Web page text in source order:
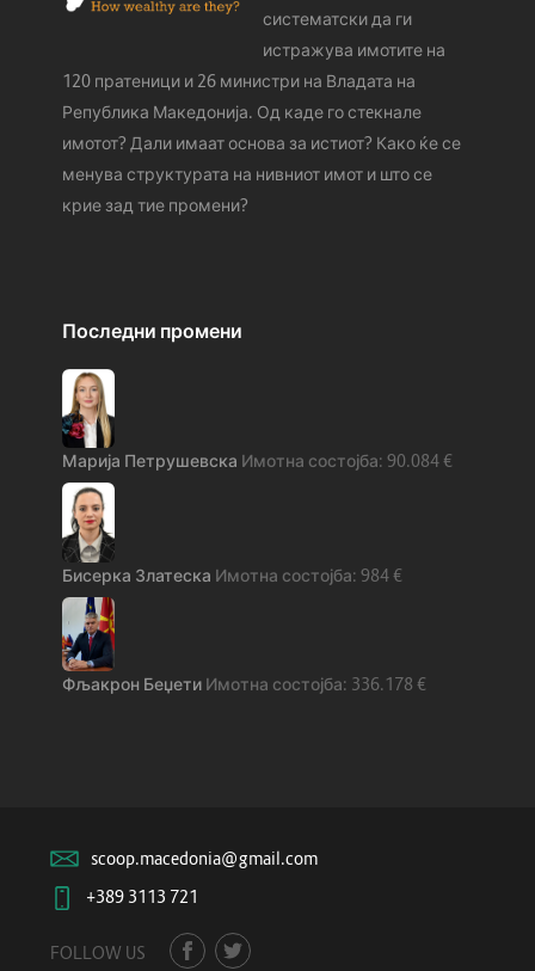
систематски да ги
истражува имотите на
120 пратеници и 26 министри на Владата на
Република Македонија. Од каде го стeкнале
имотот? Дали имаат основа за истиот? Како ќе се
менува структурата на нивниот имот и што се
крие зад тие промени?
Последни промени
Марија Петрушевска 90.084€
Бисерка Златеска 984€
Фљакрон Беџети 336.178 €
scoop.macedonia@gmail.com
+389 3113 721
FOLLOW US